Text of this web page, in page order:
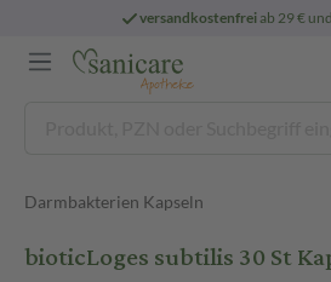
versandkostenfreiab 29 €
Darmbakterien Kapseln
bioticLoges subtilis 30 St